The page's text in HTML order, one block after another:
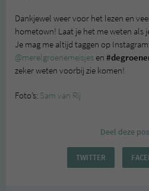
Dankjewel weer voor het lezen en
hometown! Laat je het me weten als
Je mag me altijd taggen op
@merelgroenemeisjes en
zeker weten voorbij zie komen!
Foto’s: Sam van Rij
Deel deze
TWITTER